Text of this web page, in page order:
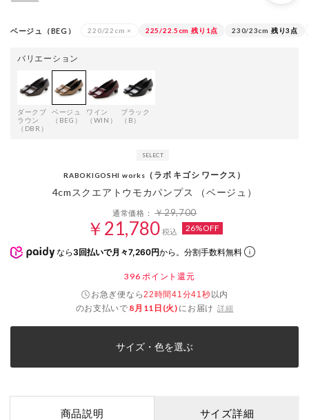
ベージュ（BEG） 220/22cm × 225/22.5cm 残り1点 230/23cm 残り3点
バリエーション
ダークブ
ラウン
（DBR）
ベージュ
（BEG）
ワイン
（WIN）
ブラック
（B）
RABOKIGOSHI works （ラボ キゴシ ワークス）
4cmスクエアトウモカパンプス （ベージュ）
通常価格：￥29,700
￥21,780 税込 26%OFF
なら 3回払いで月々7,260円から。分割手数料無料
396 ポイント還元
お急ぎ便なら22時間41分41秒以内
のお支払いで 8月11日(火) にお届け 詳細
サイズ・色を選ぶ
商品説明 サイズ詳細